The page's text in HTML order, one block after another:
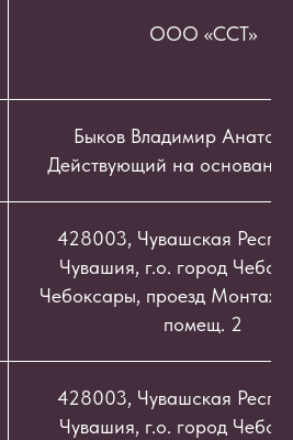
ООО «ССТ»
Быков Владимир
Действующий на
428003, Чувашская
Чувашия, г.о. город
Чебоксары, проезд
помещ. 2
428003, Чувашская
Чувашия, г.о. город